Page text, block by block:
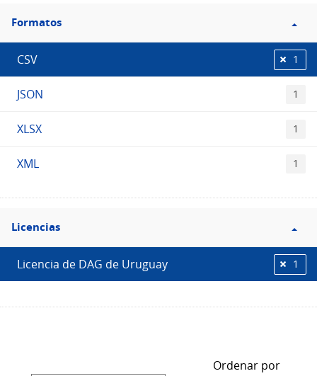
Filtro
Formatos
Formatos
CSV 1
JSON 1
XLSX 1
XML 1
Filtro
Licencias
Licencias
Licencia de DAG de Uruguay 1
Ordenar por